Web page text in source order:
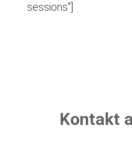
sessions"]
Kontakt